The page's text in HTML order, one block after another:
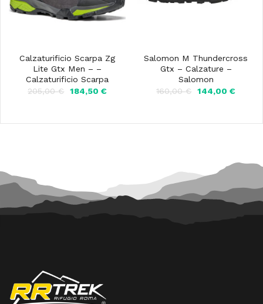
Calzaturificio Scarpa Zg
Lite Gtx Men – –
Calzaturificio Scarpa
205,00€
Il
prezzo
205,00 €.
184,50 €Il
184,50 €.
Salomon M Thundercross
Gtx – Calzature –
Salomon
160,00€
Il
prezzo
160,00 €.
144,00 €Il
144,00